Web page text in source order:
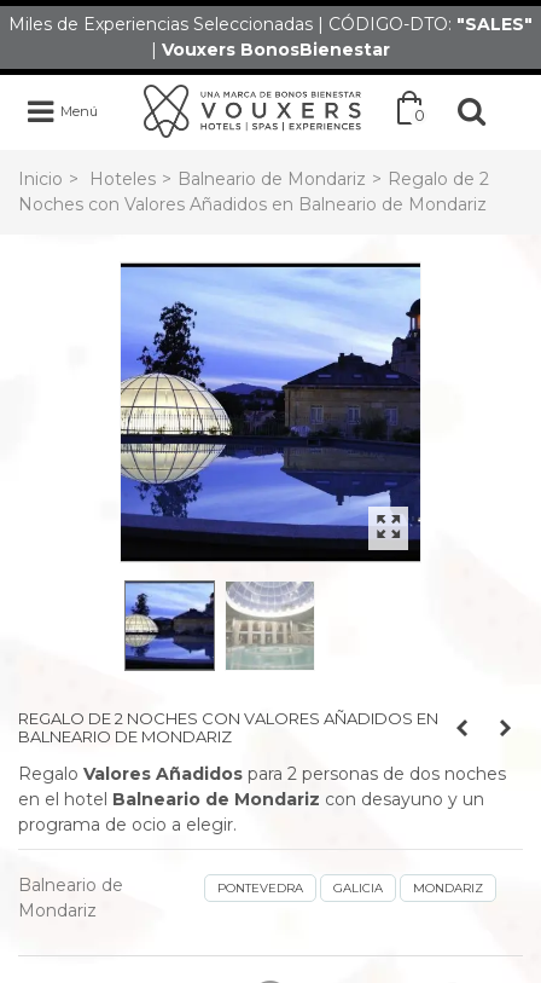
Miles de Experiencias Seleccionadas | CÓDIGO-DTO: "SALES"
| Vouxers BonosBienestar
Menú 0
Inicio > Hoteles > Balneario de Mondariz > Regalo de 2
Noches con Valores Añadidos en Balneario de Mondariz
REGALO DE 2 NOCHES CON VALORES AÑADIDOS EN
BALNEARIO DE MONDARIZ
Regalo Valores Añadidos para 2 personas de dos noches
en el hotel Balneario de Mondariz con desayuno y un
programa de ocio a elegir.
Balneario de
Mondariz
PONTEVEDRA GALICIA MONDARIZ